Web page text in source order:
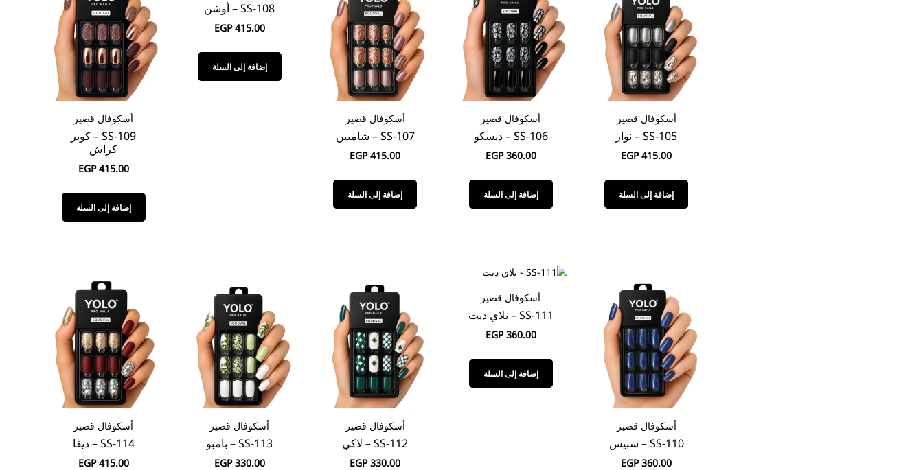
أسكوفال قصير
SS-105 – نوار
EGP415.00
إضافة إلى السلة
أسكوفال قصير
SS-106 – ديسكو
EGP360.00
إضافة إلى السلة
أسكوفال قصير
SS-107 – شامبين
EGP415.00
إضافة إلى السلة
SS-108 – أوشن
EGP415.00
إضافة إلى السلة
أسكوفال قصير
SS-109 – كوبر
كراش
EGP415.00
إضافة إلى السلة
أسكوفال قصير
SS-110 – سبيس
EGP360.00
أسكوفال قصير
SS-111 – بلاي ديت
EGP360.00
إضافة إلى السلة
أسكوفال قصير
SS-112 – لاكي
EGP330.00
أسكوفال قصير
SS-113 – بامبو
EGP330.00
أسكوفال قصير
SS-114 – ديفا
EGP415.00